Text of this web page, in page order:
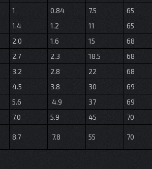
1 0.84 7.5 65
1.4 1.2 11 65
2.0 1.6 15 68
2.7 2.3 18.5 68
3.2 2.8 22 68
4.5 3.8 30 69
5.6 4.9 37 69
7.0 5.9 45 70
8.7 7.8 55 70